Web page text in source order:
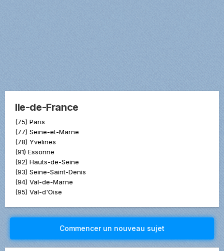
Ile-de-France
(75) Paris
(77) Seine-et-Marne
(78) Yvelines
(91) Essonne
(92) Hauts-de-Seine
(93) Seine-Saint-Denis
(94) Val-de-Marne
(95) Val-d'Oise
Commencer un nouveau sujet